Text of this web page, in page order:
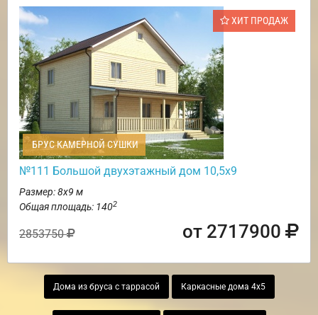
ХИТ ПРОДАЖ
БРУС КАМЕРНОЙ СУШКИ
№111 Большой двухэтажный дом 10,5х9
Размер: 8х9 м
Общая площадь: 1402
2853750 от 2717900
Дома из бруса с таррасой Каркасные дома 4х5